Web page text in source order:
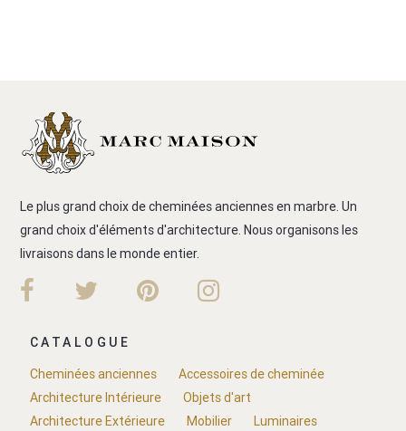
Le plus grand choix de cheminées anciennes en marbre. Un
grand choix d'éléments d'architecture. Nous organisons les
livraisons dans le monde entier.
CATALOGUE
Cheminées anciennes
Accessoires de cheminée
Architecture Intérieure
Objets d'art
Architecture Extérieure
Mobilier
Luminaires